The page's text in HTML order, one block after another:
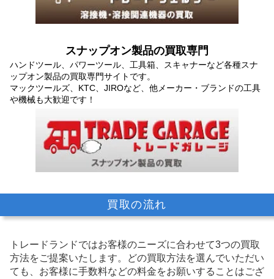
スナップオン製品の買取専門
ハンドツール、パワーツール、工具箱、スキャナーなど各種スナ
ップオン製品の買取専門サイトです。
マックツールズ、KTC、JIROなど、他メーカー・ブランドの工具
や機械も大歓迎です！
買取の流れ
トレードランドではお客様のニーズに合わせて3つの買取
方法をご提案いたします。
どの買取方法を選んでいただい
ても、お客様に手数料などの料金をお願いすることはござ